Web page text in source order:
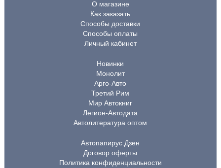
О магазине
Как заказать
Способы доставки
Способы оплаты
Личный кабинет
Новинки
Монолит
Арго-Авто
Третий Рим
Мир Автокниг
Легион-Автодата
Автолитература оптом
Автопапирус.Дзен
Договор оферты
Политика конфиденциальности